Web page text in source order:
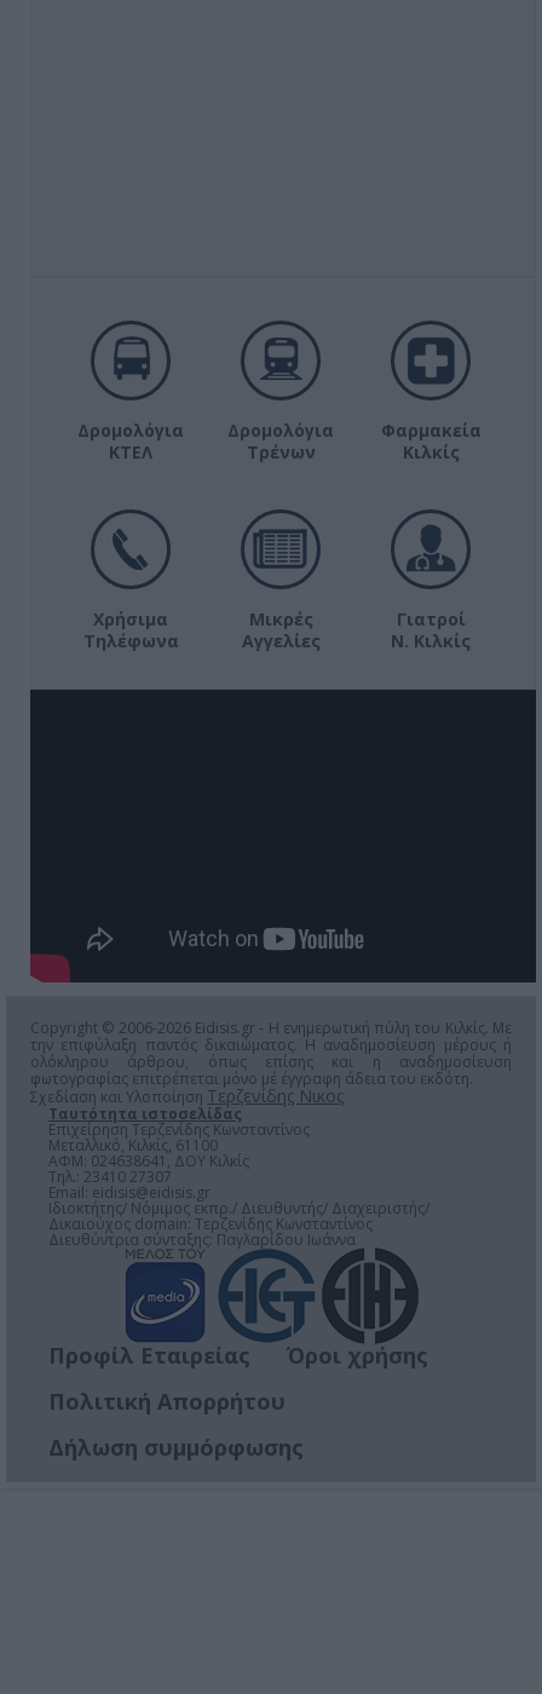
Δρομολόγια
ΚΤΕΛ
Δρομολόγια
Τρένων
Φαρμακεία
Κιλκίς
Χρήσιμα
Τηλέφωνα
Μικρές
Αγγελίες
Γιατροί
Ν. Κιλκίς
Copyright © 2006-2026 Eidisis.gr - Η ενημερωτική πύλη του Κιλκίς. Με
την επιφύλαξη παντός δικαιώματος. Η αναδημοσίευση μέρους ή
ολόκληρου άρθρου, όπως επίσης και η αναδημοσίευση
φωτογραφίας επιτρέπεται μόνο μέ έγγραφη άδεια του εκδότη.
Σχεδίαση και Υλοποίηση Τερζενίδης Νικος
Ταυτότητα ιστοσελίδας
Επιχείρηση Τερζενίδης Κωνσταντίνος
Μεταλλικό, Κιλκίς, 61100
ΑΦΜ: 024638641, ΔΟΥ Κιλκίς
Τηλ.: 23410 27307
Email: eidisis@eidisis.gr
Ιδιοκτήτης/ Νόμιμος εκπρ./ Διευθυντής/ Διαχειριστής/
Δικαιούχος domain: Τερζενίδης Κωνσταντίνος
Διευθύντρια σύνταξης: Παγλαρίδου Ιωάννα
Προφίλ Εταιρείας
Όροι χρήσης
Πολιτική Απορρήτου
Δήλωση συμμόρφωσης